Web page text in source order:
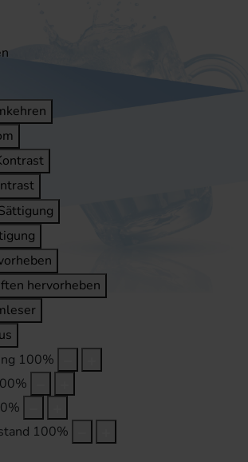
hervorheben
100%
%
%
100%